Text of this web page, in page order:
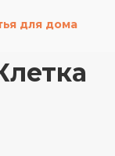
для дома